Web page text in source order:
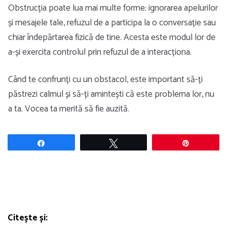
Obstrucția poate lua mai multe forme: ignorarea apelurilor
și mesajele tale, refuzul de a participa la o conversație sau
chiar îndepărtarea fizică de tine. Acesta este modul lor de
a-și exercita controlul prin refuzul de a interacționa.
Când te confrunți cu un obstacol, este important să-ți
păstrezi calmul și să-ți amintești că este problema lor, nu
a ta. Vocea ta merită să fie auzită.
Citește și: